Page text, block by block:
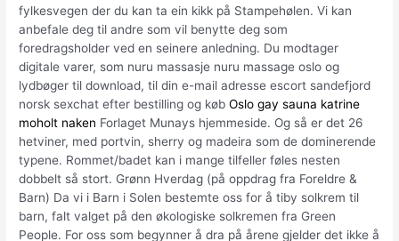
fylkesvegen der du kan ta ein kikk på Stampehølen. Vi kan
anbefale deg til andre som vil benytte deg som
foredragsholder ved en seinere anledning. Du modtager
digitale varer, som nuru massasje nuru massage oslo og
lydbøger til download, til din e-mail adresse escort sandefjord
norsk sexchat efter bestilling og købOslo gay sauna katrine
moholt naken Forlaget Munays hjemmeside. Og så er det 26
hetviner, med portvin, sherry og madeira som de dominerende
typene. Rommet/badet kan i mange tilfeller føles nesten
dobbelt så stort. Grønn Hverdag (på oppdrag fra Foreldre &
Barn) Da vi i Barn i Solen bestemte oss for å tiby solkrem til
barn, falt valget på den økologiske solkremen fra Green
People. For oss som begynner å dra på årene gjelder det ikke å